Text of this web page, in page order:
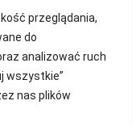
przeglądania,
do
analizować ruch
wszystkie”
nas plików